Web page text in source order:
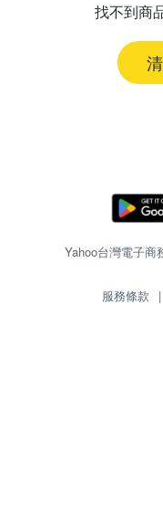
找不到商
Yahoo台灣電子
服務條款 |